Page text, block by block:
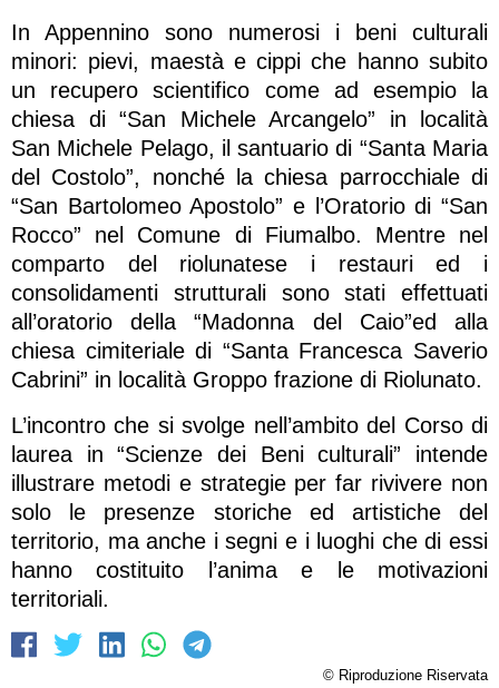
In Appennino sono numerosi i beni culturali
minori: pievi, maestà e cippi che hanno subito
un recupero scientifico come ad esempio la
chiesa di “San Michele Arcangelo” in località
San Michele Pelago, il santuario di “Santa Maria
del Costolo”, nonché la chiesa parrocchiale di
“San Bartolomeo Apostolo” e l’Oratorio di “San
Rocco” nel Comune di Fiumalbo. Mentre nel
comparto del riolunatese i restauri ed i
consolidamenti strutturali sono stati effettuati
all’oratorio della “Madonna del Caio”ed alla
chiesa cimiteriale di “Santa Francesca Saverio
Cabrini” in località Groppo frazione di Riolunato.
L’incontro che si svolge nell’ambito del Corso di
laurea in “Scienze dei Beni culturali” intende
illustrare metodi e strategie per far rivivere non
solo le presenze storiche ed artistiche del
territorio, ma anche i segni e i luoghi che di essi
hanno costituito l’anima e le motivazioni
territoriali.
© Riproduzione Riservata